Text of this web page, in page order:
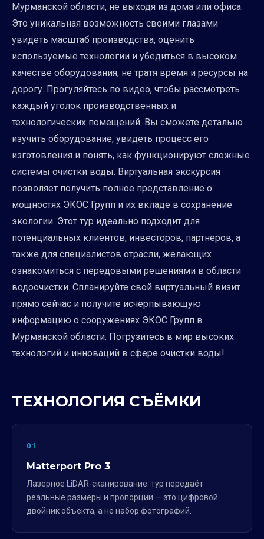
Мурманской области, не выходя из дома или офиса.
Это уникальная возможность своими глазами
увидеть масштаб производства, оценить
используемые технологии и убедиться в высоком
качестве оборудования, не тратя время и ресурсы на
дорогу. Прогуляйтесь по видео, чтобы рассмотреть
каждый уголок производственных и
технологических помещений. Вы сможете детально
изучить оборудование, увидеть процесс его
изготовления и понять, как функционируют сложные
системы очистки воды. Виртуальная экскурсия
позволяет получить полное представление о
мощностях ЭКОС Групп и их вкладе в сохранение
экологии. Этот тур идеально подходит для
потенциальных клиентов, инвесторов, партнеров, а
также для специалистов отрасли, желающих
ознакомиться с передовыми решениями в области
водоочистки. Спланируйте свой виртуальный визит
прямо сейчас и получите исчерпывающую
информацию о сооружениях ЭКОС Групп в
Мурманской области. Погрузитесь в мир высоких
технологий и инноваций в сфере очистки воды!
ТЕХНОЛОГИЯ СЪЁМКИ
01
Matterport Pro 3
Лазерное LiDAR-сканирование: тур передаёт
реальные размеры и пропорции — это цифровой
двойник объекта, а не набор фотографий.